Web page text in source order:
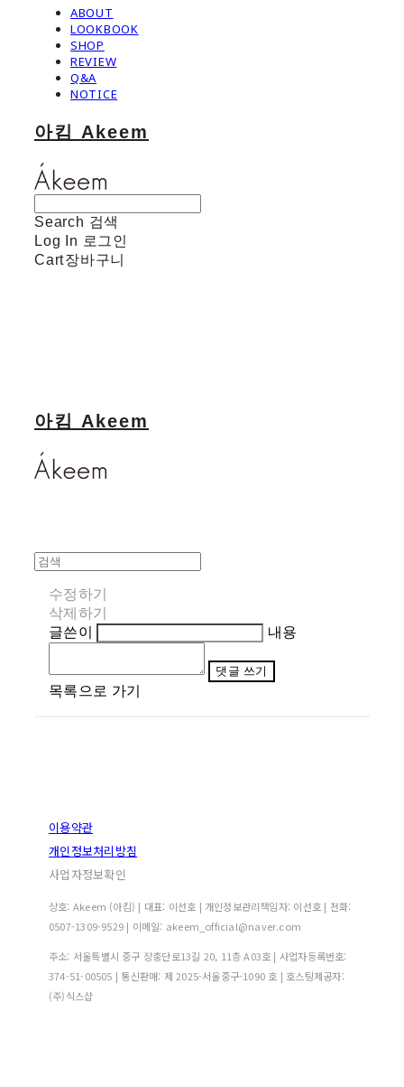
ABOUT
LOOKBOOK
SHOP
REVIEW
Q&A
NOTICE
아킴 Akeem
Search 검색
Log In 로그인
Cart장바구니
아킴 Akeem
수정하기
삭제하기
글쓴이
내용
댓글 쓰기
목록으로 가기
이용약관
개인정보처리방침
사업자정보확인
상호: Akeem (아킴) | 대표: 이선호 | 개인정보관리책임자: 이선호 | 전화:
0507-1309-9529 | 이메일: akeem_official@naver.com
주소: 서울특별시 중구 장충단로13길 20, 11층 A03호 | 사업자등록번호:
374-51-00505 | 통신판매: 제 2025-서울중구-1090 호 | 호스팅제공자:
(주)식스샵